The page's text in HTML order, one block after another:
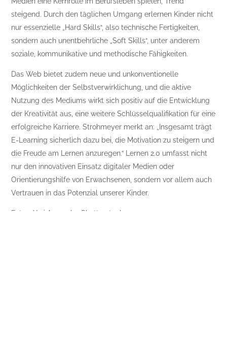
steigend. Durch den täglichen Umgang erlernen Kinder nicht
nur essenzielle „Hard Skills“, also technische Fertigkeiten,
sondern auch unentbehrliche „Soft Skills“, unter anderem
soziale, kommunikative und methodische Fähigkeiten.
Das Web bietet zudem neue und unkonventionelle
Möglichkeiten der Selbstverwirklichung, und die aktive
Nutzung des Mediums wirkt sich positiv auf die Entwicklung
der Kreativität aus, eine weitere Schlüsselqualifikation für eine
erfolgreiche Karriere. Strohmeyer merkt an: „Insgesamt trägt
E-Learning sicherlich dazu bei, die Motivation zu steigern und
die Freude am Lernen anzuregen.“ Lernen 2.0 umfasst nicht
nur den innovativen Einsatz digitaler Medien oder
Orientierungshilfe von Erwachsenen, sondern vor allem auch
Vertrauen in das Potenzial unserer Kinder.
Fotos: Yuri Arcurs by Shutterstock.coma